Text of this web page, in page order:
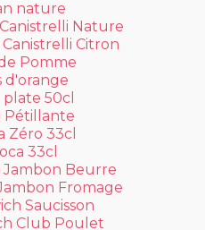
nature
Nature
Citron
Pomme
d'orange
plate 50cl
Pétillante
Zéro 33cl
33cl
Jambon Beurre
Fromage
Saucisson
Club Poulet